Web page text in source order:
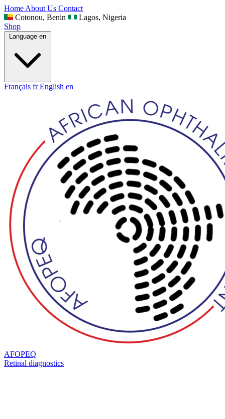
Home About Us Contact
Cotonou, Benin
Lagos, Nigeria
Shop
Language en
Français fr English en
AFOPEQ
Retinal diagnostics